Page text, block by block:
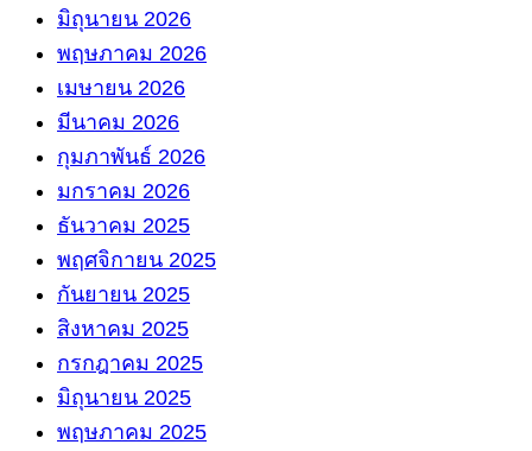
มิถุนายน 2026
พฤษภาคม 2026
เมษายน 2026
มีนาคม 2026
กุมภาพันธ์ 2026
มกราคม 2026
ธันวาคม 2025
พฤศจิกายน 2025
กันยายน 2025
สิงหาคม 2025
กรกฎาคม 2025
มิถุนายน 2025
พฤษภาคม 2025